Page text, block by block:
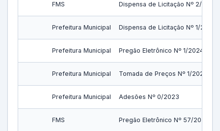
FMS Dispensa de Licitação Nº 2/2024
Prefeitura Municipal Dispensa de Licitação Nº 1/2024
Prefeitura Municipal Pregão Eletrônico Nº 1/2024
Prefeitura Municipal Tomada de Preços Nº 1/2024
Prefeitura Municipal Adesões Nº 0/2023
FMS Pregão Eletrônico Nº 57/2023